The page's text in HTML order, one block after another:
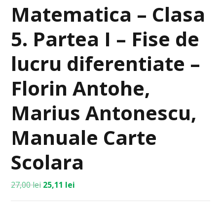
Matematica – Clasa
5. Partea I – Fise de
lucru diferentiate –
Florin Antohe,
Marius Antonescu,
Manuale Carte
Scolara
27,00lei 25,11 lei